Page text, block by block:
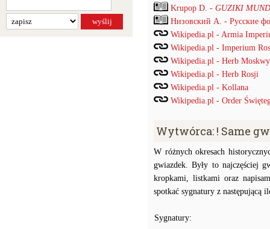
Krupop D. - GUZIKI
Низовский А. - Русские
Wikipedia.pl - Armia
Wikipedia.pl - Imperium
Wikipedia.pl - Herb Moskwy
Wikipedia.pl - Herb Rosji
Wikipedia.pl - Kollana
Wikipedia.pl - Order
Wytwórca: ! Same
W różnych okresach
gwiazdek. Były to najczęściej
kropkami, listkami oraz
spotkać sygnatury z następującą
Sygnatury: